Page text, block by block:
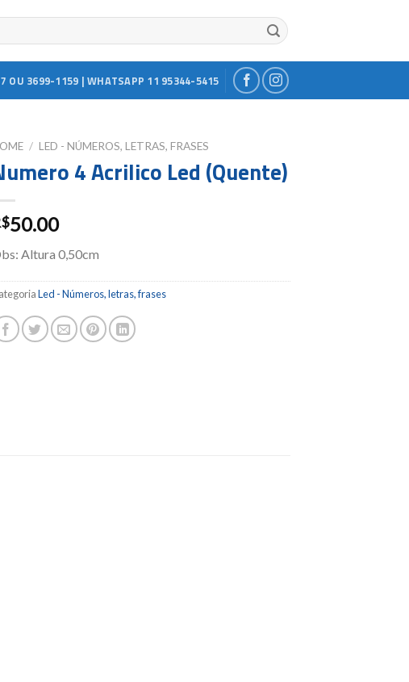
OU 3699-1159 | WHATSAPP 11 95344-5415
/ LED - NÚMEROS, LETRAS, FRASES
4 Acrilico Led (Quente)
50.00
Altura 0,50cm
Led - Números, letras, frases